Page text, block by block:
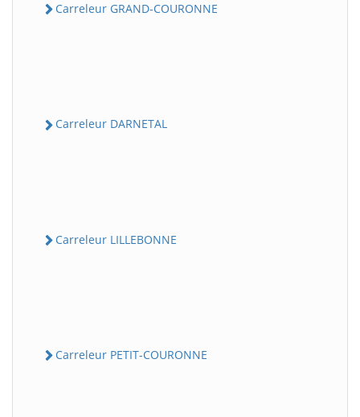
Carreleur GRAND-COURONNE
Carreleur DARNETAL
Carreleur LILLEBONNE
Carreleur PETIT-COURONNE